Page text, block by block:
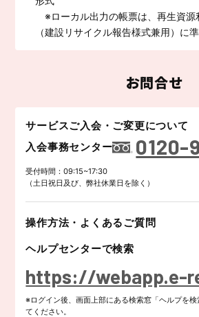
※ローカル出力の帳票は、再生資源
（建設リサイクル報告様式兼用）に
お問合せ
サービスご入会・ご変更について
入会事務センター
0120-
受付時間：09:15~17:30
（土日祝日及び、弊社休業日を除く）
操作方法・よくあるご質問
ヘルプセンターで検索
https://webapp.e-
※ログイン後、画面上部にある検索窓「ヘルプを
てください。